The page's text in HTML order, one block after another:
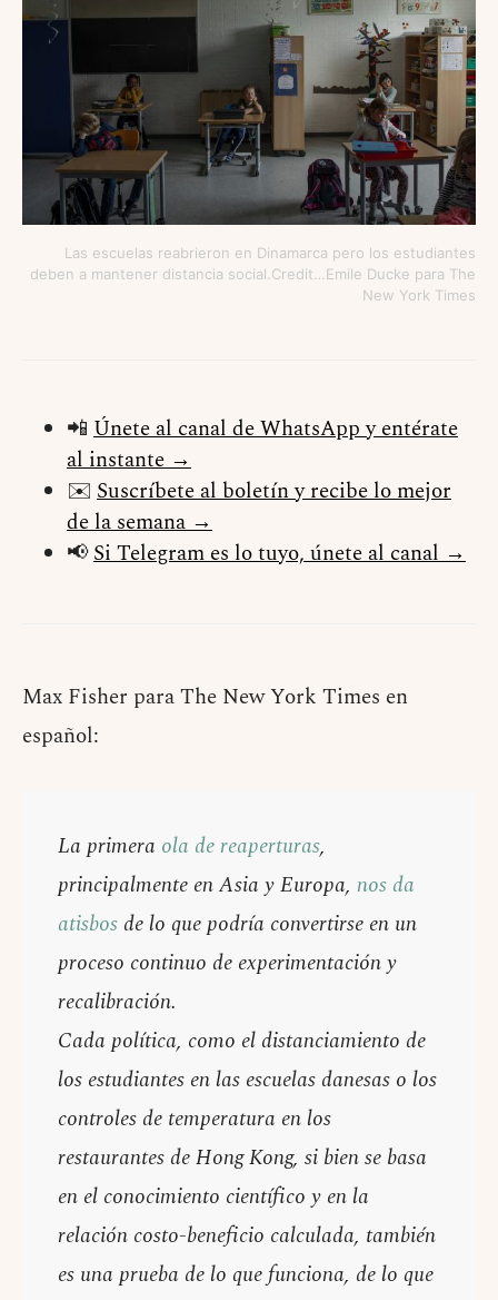
Las escuelas reabrieron en Dinamarca pero los estudiantes
deben a mantener distancia social.Credit…Emile Ducke para The
New York Times
📲 Únete al canal de WhatsApp y entérate
al instante →
✉️ Suscríbete al boletín y recibe lo mejor
de la semana →
📢Si Telegram es lo tuyo, únete al canal →
Max Fisher para The New York Times en
español:
La primera ola de reaperturas,
principalmente en Asia y Europa, nos da
atisbos de lo que podría convertirse en un
proceso continuo de experimentación y
recalibración.
Cada política, como el distanciamiento de
los estudiantes en las escuelas danesas o los
controles de temperatura en los
restaurantes de Hong Kong, si bien se basa
en el conocimiento científico y en la
relación costo-beneficio calculada, también
es una prueba de lo que funciona, de lo que